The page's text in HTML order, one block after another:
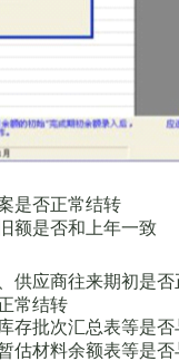
是否正常结转
额是否和上年一致
供应商往来期初是否
常结转
存批次汇总表等是
估材料余额表等是